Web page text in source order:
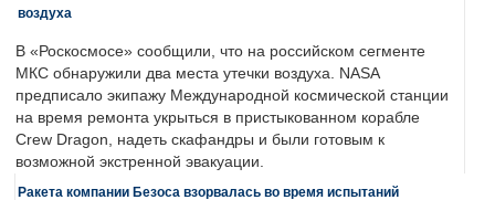
воздуха
В «Роскосмосе» сообщили, что на российском сегменте
МКС обнаружили два места утечки воздуха. NASA
предписало экипажу Международной космической станции
на время ремонта укрыться в пристыкованном корабле
Crew Dragon, надеть скафандры и были готовым к
возможной экстренной эвакуации.
Ракета компании Безоса взорвалась во время испытаний